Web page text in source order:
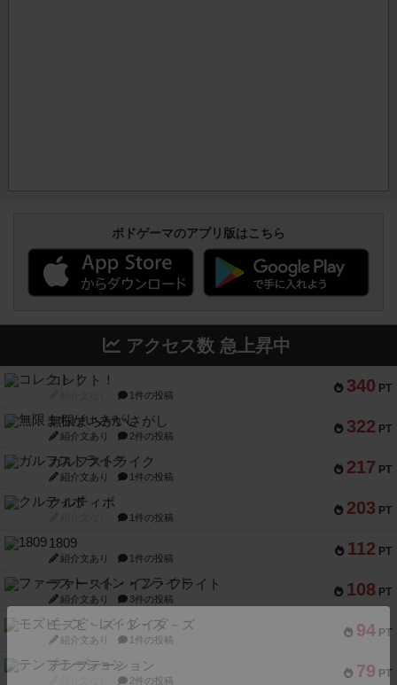
ボドゲーマのアプリ版はこちら
アクセス数 急上昇中
340 PT
コレクト！
1件の投稿
322 PT
無限まちがいさがし
紹介文あり 2件の投稿
217 PT
ガルフストライク
紹介文あり 1件の投稿
203 PT
クルティボ
1件の投稿
112 PT
1809
紹介文あり 1件の投稿
108 PT
ファースト・イン・フライト
紹介文あり 3件の投稿
94 PT
モズビ－ズ・レイダ－ズ
紹介文あり 1件の投稿
79 PT
テンプテーション
2件の投稿